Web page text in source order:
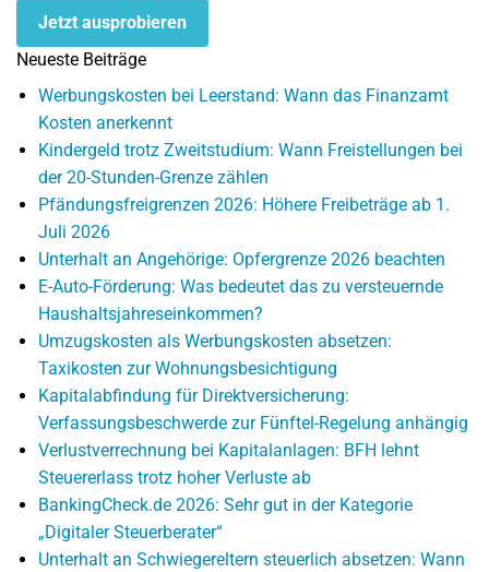
Jetzt ausprobieren
Neueste Beiträge
Werbungskosten bei Leerstand: Wann das Finanzamt
Kosten anerkennt
Kindergeld trotz Zweitstudium: Wann Freistellungen bei
der 20-Stunden-Grenze zählen
Pfändungsfreigrenzen 2026: Höhere Freibeträge ab 1.
Juli 2026
Unterhalt an Angehörige: Opfergrenze 2026 beachten
E-Auto-Förderung: Was bedeutet das zu versteuernde
Haushaltsjahreseinkommen?
Umzugskosten als Werbungskosten absetzen:
Taxikosten zur Wohnungsbesichtigung
Kapitalabfindung für Direktversicherung:
Verfassungsbeschwerde zur Fünftel-Regelung anhängig
Verlustverrechnung bei Kapitalanlagen: BFH lehnt
Steuererlass trotz hoher Verluste ab
BankingCheck.de 2026: Sehr gut in der Kategorie
„Digitaler Steuerberater“
Unterhalt an Schwiegereltern steuerlich absetzen: Wann